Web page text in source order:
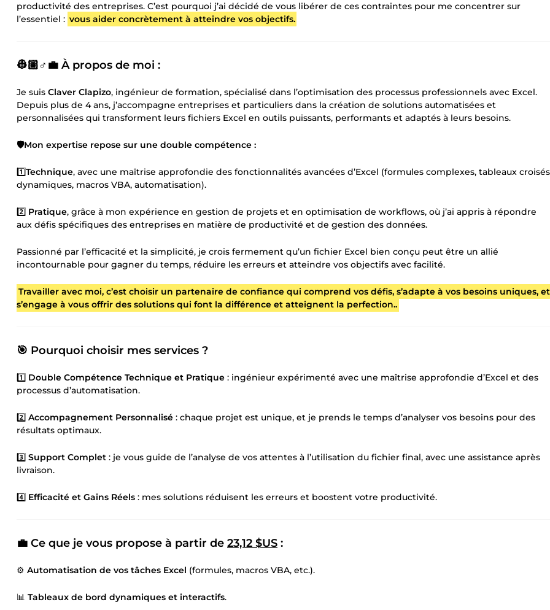
productivité des entreprises. C’est pourquoi j’ai décidé de vous libérer de ces contraintes pour me concentrer sur
l’essentiel : vous aider concrètement à atteindre vos objectifs.
👷🏽♂️💼 À propos de moi :
Je suis Claver Clapizo, ingénieur de formation, spécialisé dans l’optimisation des processus professionnels avec Excel.
Depuis plus de 4 ans, j’accompagne entreprises et particuliers dans la création de solutions automatisées et
personnalisées qui transforment leurs fichiers Excel en outils puissants, performants et adaptés à leurs besoins.
🛡️Mon expertise repose sur une double compétence :
1️⃣Technique, avec une maîtrise approfondie des fonctionnalités avancées d’Excel (formules complexes, tableaux croisés
dynamiques, macros VBA, automatisation).
2️⃣ Pratique, grâce à mon expérience en gestion de projets et en optimisation de workflows, où j’ai appris à répondre
aux défis spécifiques des entreprises en matière de productivité et de gestion des données.
Passionné par l’efficacité et la simplicité, je crois fermement qu’un fichier Excel bien conçu peut être un allié
incontournable pour gagner du temps, réduire les erreurs et atteindre vos objectifs avec facilité.
Travailler avec moi, c’est choisir un partenaire de confiance qui comprend vos défis, s’adapte à vos besoins uniques, et
s’engage à vous offrir des solutions qui font la différence et atteignent la perfection..
🎯 Pourquoi choisir mes services ?
1️⃣ Double Compétence Technique et Pratique : ingénieur expérimenté avec une maîtrise approfondie d’Excel et des
processus d’automatisation.
2️⃣ Accompagnement Personnalisé : chaque projet est unique, et je prends le temps d’analyser vos besoins pour des
résultats optimaux.
3️⃣ Support Complet : je vous guide de l’analyse de vos attentes à l’utilisation du fichier final, avec une assistance après
livraison.
4️⃣ Efficacité et Gains Réels : mes solutions réduisent les erreurs et boostent votre productivité.
💼 Ce que je vous propose à partir de 23,12 $US :
⚙️ Automatisation de vos tâches Excel (formules, macros VBA, etc.).
📊 Tableaux de bord dynamiques et interactifs.